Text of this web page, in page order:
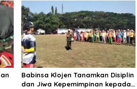
Babinsa Klojen Tanamkan Disiplin
dan Jiwa Kepemimpinan kepada